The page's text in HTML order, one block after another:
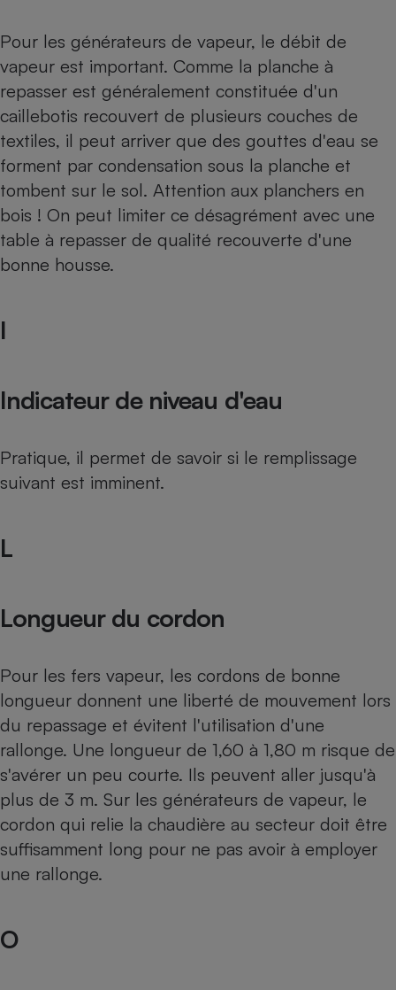
Pour les générateurs de vapeur, le débit de
vapeur est important. Comme la planche à
repasser est généralement constituée d'un
caillebotis recouvert de plusieurs couches de
textiles, il peut arriver que des gouttes d'eau se
forment par condensation sous la planche et
tombent sur le sol. Attention aux planchers en
bois ! On peut limiter ce désagrément avec une
table à repasser de qualité recouverte d'une
bonne housse.
I
Indicateur de niveau d'eau
Pratique, il permet de savoir si le remplissage
suivant est imminent.
L
Longueur du cordon
Pour les fers vapeur, les cordons de bonne
longueur donnent une liberté de mouvement lors
du repassage et évitent l'utilisation d'une
rallonge. Une longueur de 1,60 à 1,80 m risque de
s'avérer un peu courte. Ils peuvent aller jusqu'à
plus de 3 m. Sur les générateurs de vapeur, le
cordon qui relie la chaudière au secteur doit être
suffisamment long pour ne pas avoir à employer
une rallonge.
O